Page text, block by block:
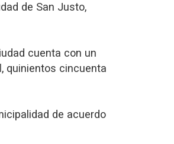
de San Justo,
cuenta con un
quinientos cincuenta
de acuerdo